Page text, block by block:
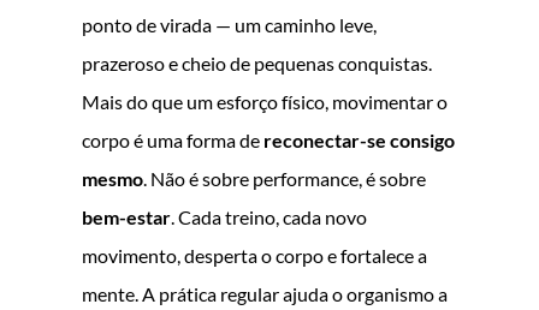
ponto de virada — um caminho leve,
prazeroso e cheio de pequenas conquistas.
Mais do que um esforço físico, movimentar o
corpo é uma forma de reconectar-se consigo
mesmo. Não é sobre performance, é sobre
bem-estar. Cada treino, cada novo
movimento, desperta o corpo e fortalece a
mente. A prática regular ajuda o organismo a